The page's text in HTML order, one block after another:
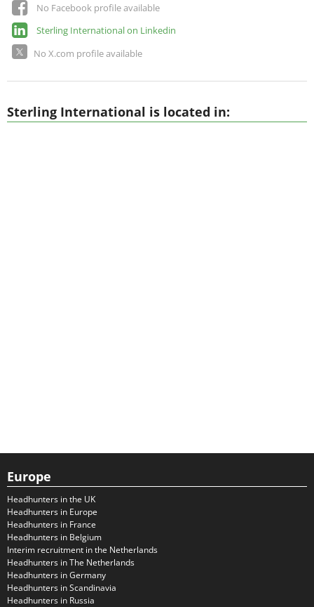
No Facebook profile available
Sterling International on Linkedin
No X.com profile available
Sterling International is located in:
Europe
Headhunters in the UK
Headhunters in Europe
Headhunters in France
Headhunters in Belgium
Interim recruitment in the Netherlands
Headhunters in The Netherlands
Headhunters in Germany
Headhunters in Scandinavia
Headhunters in Russia